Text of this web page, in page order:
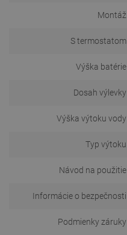
Montáž
S termostatom
Výška batérie
Dosah výlevky
Výška výtoku vody
Typ výtoku
Návod na použitie
Informácie o bezpečnosti
Podmienky záruky